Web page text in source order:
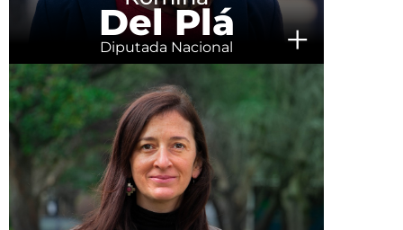
Del Plá
Diputada Nacional +